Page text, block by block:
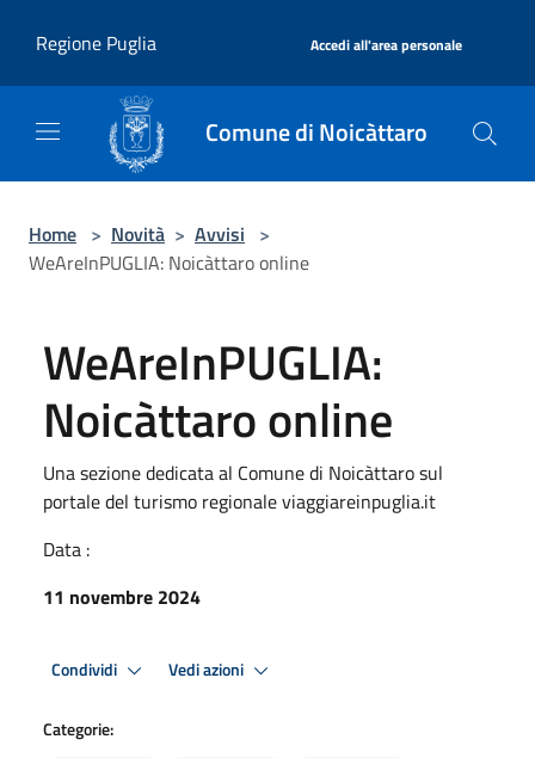
Regione Puglia
Accedi all'area personale
Comune di Noicàttaro
Home > Novità > Avvisi >
WeAreInPUGLIA: Noicàttaro online
WeAreInPUGLIA:
Noicàttaro online
Una sezione dedicata al Comune di Noicàttaro sul
portale del turismo regionale viaggiareinpuglia.it
Data :
11 novembre 2024
Condividi Vedi azioni
Categorie: